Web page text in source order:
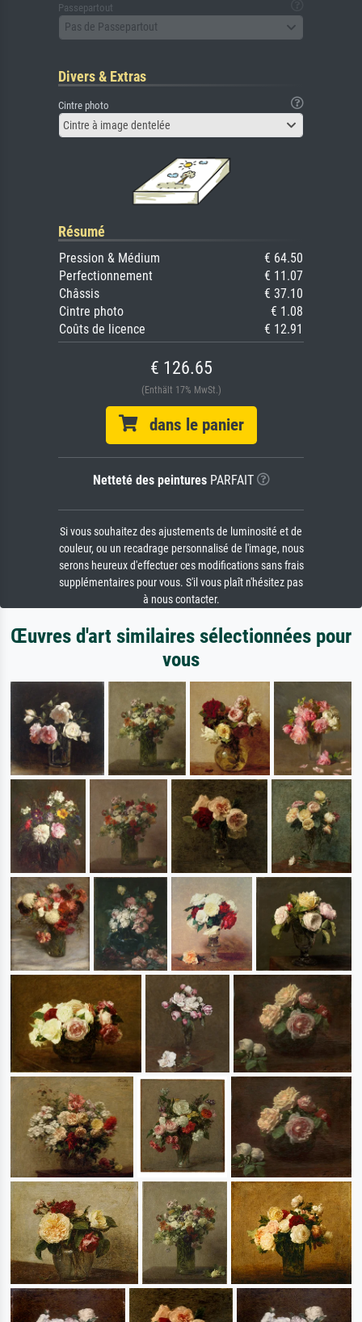
Passepartout
Pas de Passepartout
Divers & Extras
Cintre photo
Cintre à image dentelée
Résumé
Pression & Médium
€ 64.50
Perfectionnement
€ 11.07
Châssis
€ 37.10
Cintre photo
€ 1.08
Coûts de licence
€ 12.91
€ 126.65
(Enthält 17% MwSt.)
dans le panier
Netteté des peinturesPARFAIT
Si vous souhaitez des ajustements de luminosité et de
couleur, ou un recadrage personnalisé de l'image, nous
serons heureux d'effectuer ces modifications sans frais
supplémentaires pour vous. S'il vous plaît n'hésitez pas
à nous contacter.
Œuvres d'art similaires sélectionnées pour
vous